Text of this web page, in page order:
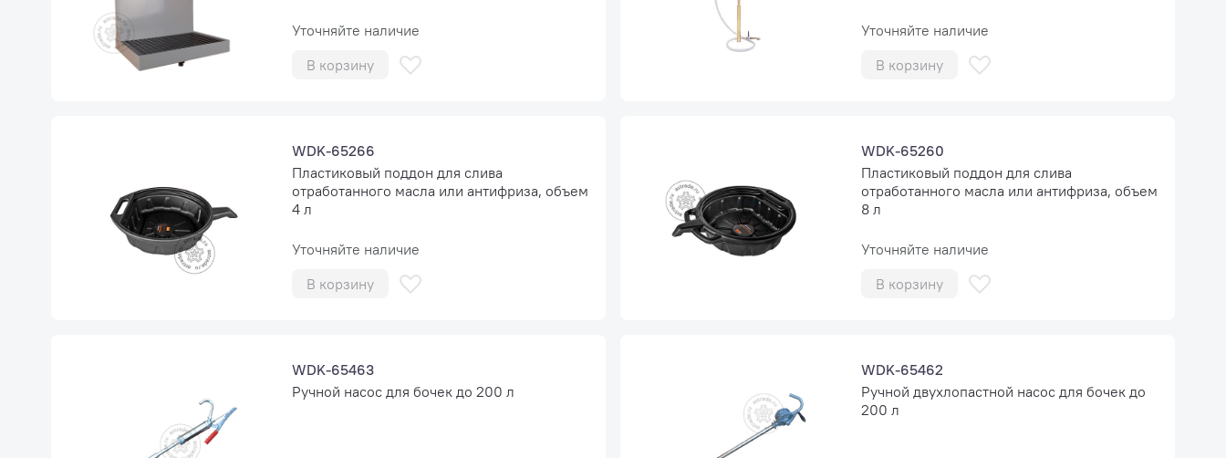
Уточняйте наличие
В корзину
Уточняйте наличие
В корзину
WDK-65266
Пластиковый поддон для слива
отработанного масла или антифриза, объем
4 л
Уточняйте наличие
В корзину
WDK-65260
Пластиковый поддон для слива
отработанного масла или антифриза, объем
8 л
Уточняйте наличие
В корзину
WDK-65463
Ручной насос для бочек до 200 л
WDK-65462
Ручной двухлопастной насос для бочек до
200 л